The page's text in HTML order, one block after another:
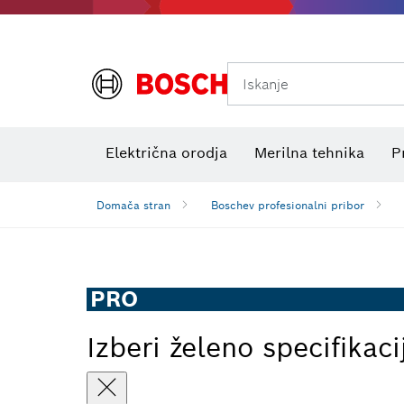
Iskanje
Električna orodja Merilna tehnika
Domača stran Boschev profesionalni pribor
PRO
Izberi želeno